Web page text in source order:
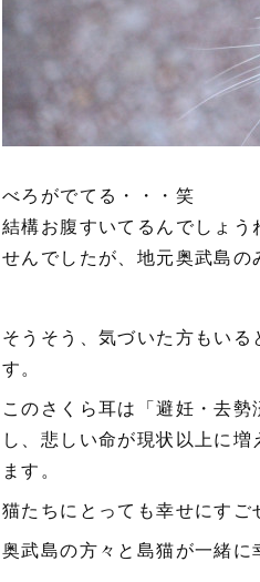
べろがでてる・・・笑
結構お腹すいてるんでしょ
せんでしたが、地元奥武島の
そうそう、気づいた方もい
す。
このさくら耳は「避妊・去
し、悲しい命が現状以上に
ます。
猫たちにとっても幸せにすご
奥武島の方々と島猫が一緒